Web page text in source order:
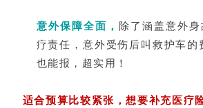
意外保障全面，
除了涵盖意外
疗责任，意外受伤后叫救护车的
也能报，超实用！
适合预算比较紧张，想要补充医疗